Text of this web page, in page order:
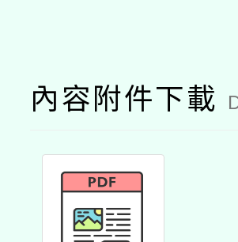
內容附件下載